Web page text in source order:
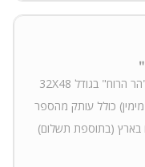
פוסטר מצולם "מבעד לחלון" מתוך הספר "הר הרוח" בגודל 32X48
כולל עותק מהספר
בארץ (בתוספת תשלום)